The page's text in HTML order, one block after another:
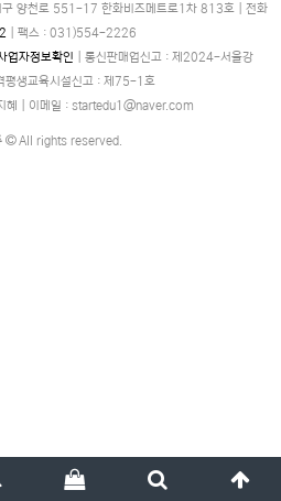
구 양천로 551-17 한화비즈메트로1차 813호
전화
팩스 : 031)554-2226
업자정보확인 통신판매업신고 : 제2024-서울강
평생교육시설신고 : 제75-1호
혜
이메일 : startedu1@naver.com
All rights reserved.